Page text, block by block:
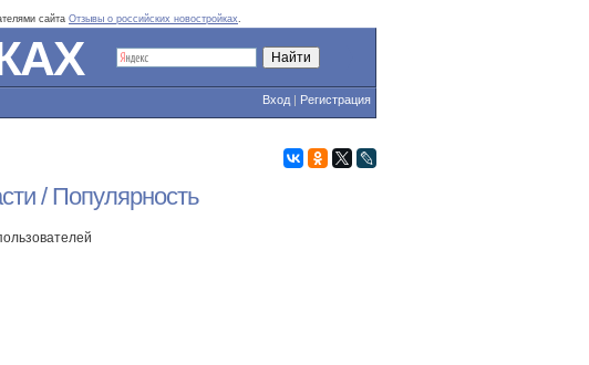
сайта Отзывы о российских новостройках.
Вход | Регистрация
/ Популярность